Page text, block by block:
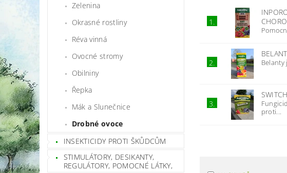
Zelenina
Okrasné rostliny
Réva vinná
Ovocné stromy
Obilniny
Řepka
Mák a Slunečnice
Drobné ovoce
INSEKTICIDY PROTI ŠKŮDCŮM
STIMULÁTORY, DESIKANTY,
REGULÁTORY, POMOCNÉ LÁTKY,
1.
2.
3.
proti...